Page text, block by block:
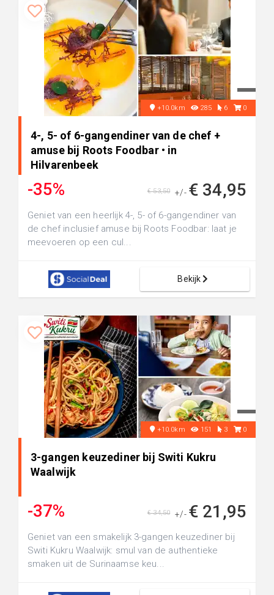
+10.0km 285 6 0
4-, 5- of 6-gangendiner van de chef +
amuse bij Roots Foodbar • in
Hilvarenbeek
-35% +/- € 34,95
€ 53,50
Geniet van een heerlijk 4-, 5- of 6-gangendiner van
de chef inclusief amuse bij Roots Foodbar: laat je
meevoeren op een cul...
Bekijk
+10.0km 151 3 0
3-gangen keuzediner bij Switi Kukru
Waalwijk
-37% +/- € 21,95
€ 34,50
Geniet van een smakelijk 3-gangen keuzediner bij
Switi Kukru Waalwijk: smul van de authentieke
smaken uit de Surinaamse keu...